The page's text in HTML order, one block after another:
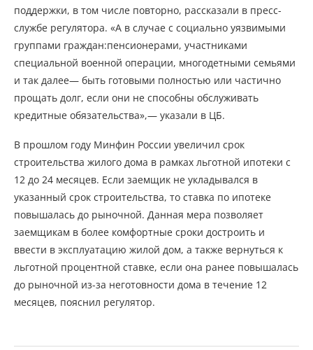
поддержки, в том числе повторно, рассказали в пресс-
службе регулятора. «А в случае с социально уязвимыми
группами граждан:пенсионерами, участниками
специальной военной операции, многодетными семьями
и так далее— быть готовыми полностью или частично
прощать долг, если они не способны обслуживать
кредитные обязательства»,— указали в ЦБ.
В прошлом году Минфин России увеличил срок
строительства жилого дома в рамках льготной ипотеки с
12 до 24 месяцев. Если заемщик не укладывался в
указанный срок строительства, то ставка по ипотеке
повышалась до рыночной. Данная мера позволяет
заемщикам в более комфортные сроки достроить и
ввести в эксплуатацию жилой дом, а также вернуться к
льготной процентной ставке, если она ранее повышалась
до рыночной из-за неготовности дома в течение 12
месяцев, пояснил регулятор.